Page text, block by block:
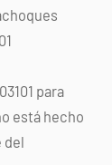
para
está hecho
del